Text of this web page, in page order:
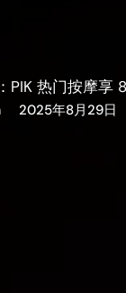
PIK 热门按摩享
2025年8月29日